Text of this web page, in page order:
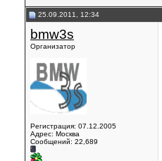
25.09.2011, 12:34
bmw3s
Организатор
Регистрация: 07.12.2005
Адрес: Москва
Сообщений: 22,689